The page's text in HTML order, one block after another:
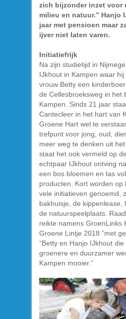
zich bijzonder inzet voor
milieu en natuur.” Hanjo
jaar met pensioen maar
ijver niet laten varen.
Initiatiefrijk
Na zijn studietijd in
IJkhout in Kampen waar
vrouw Betty een
de Cellesbroeksweg in het
Kampen. Sinds 21 jaar
Cantecleer in het hart van
Groene Hart wel te
trefpunt voor jong, oud,
meer weg te denken uit
staat het ook vermeld op
echtpaar IJkhout ontving
een bos bloemen en tas
producten. Kort worden op
vele initiatieven genoemd,
bakhuisje, de kippenlease,
de natuurspeelplaats.
reikte namens GroenLinks
Groene Lintje 2018 ”met
“Betty en Hanjo IJkhout
groenere en duurzamer
Kampen mooier.”